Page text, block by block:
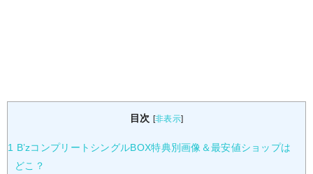
目次 [非表示]
1
B’zコンプリートシングルBOX特典別画像＆最安値ショップは
どこ？